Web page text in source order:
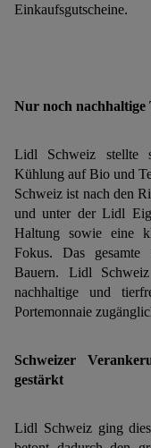
Einkaufsgutscheine.
Nur noch
Lidl Schweiz stellte
Kühlung auf Bio und
Schweiz ist nach den
und unter der Lidl
Haltung sowie eine
Fokus. Das gesamte
Bauern. Lidl
nachhaltige und
Portemonnaie
Schweizer
gestärkt
Lidl Schweiz ging